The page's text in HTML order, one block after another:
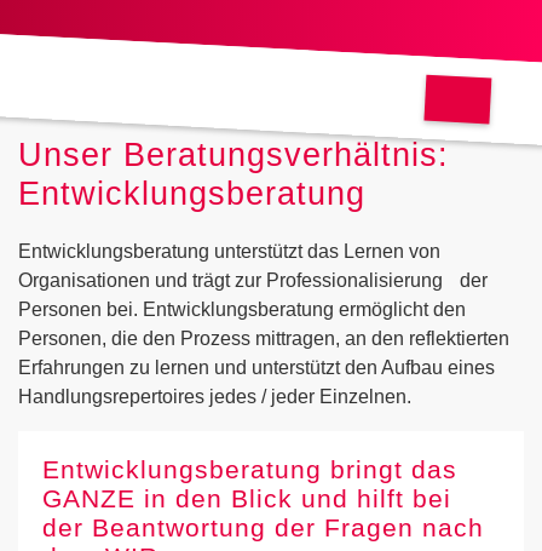
Unser Beratungsverhältnis:
Entwicklungsberatung
Entwicklungsberatung unterstützt das Lernen von
Organisationen und trägt zur Professionalisierung der
Personen bei. Entwicklungsberatung ermöglicht den
Personen, die den Prozess mittragen, an den reflektierten
Erfahrungen zu lernen und unterstützt den Aufbau eines
Handlungsrepertoires jedes / jeder Einzelnen.
Entwicklungsberatung bringt das
GANZE in den Blick und hilft bei
der Beantwortung der Fragen nach